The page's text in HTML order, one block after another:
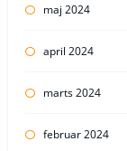
maj 2024
april 2024
marts 2024
februar 2024